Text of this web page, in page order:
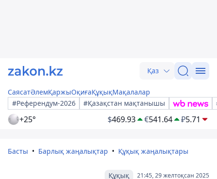
Қаз
СаясатӘлемҚаржыОқиғаҚұқықМақалалар
#Референдум-2026
#Қазақстан мақтанышы
+25° $469.93 €541.64 ₽5.71
Басты Барлық жаңалықтар Құқық жаңалықтары
21:45, 29 желтоқсан 2025
Құқық